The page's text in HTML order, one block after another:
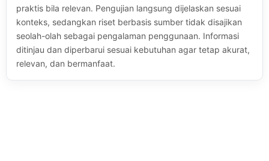
praktis bila relevan. Pengujian langsung dijelaskan sesuai
konteks, sedangkan riset berbasis sumber tidak disajikan
seolah-olah sebagai pengalaman penggunaan. Informasi
ditinjau dan diperbarui sesuai kebutuhan agar tetap akurat,
relevan, dan bermanfaat.